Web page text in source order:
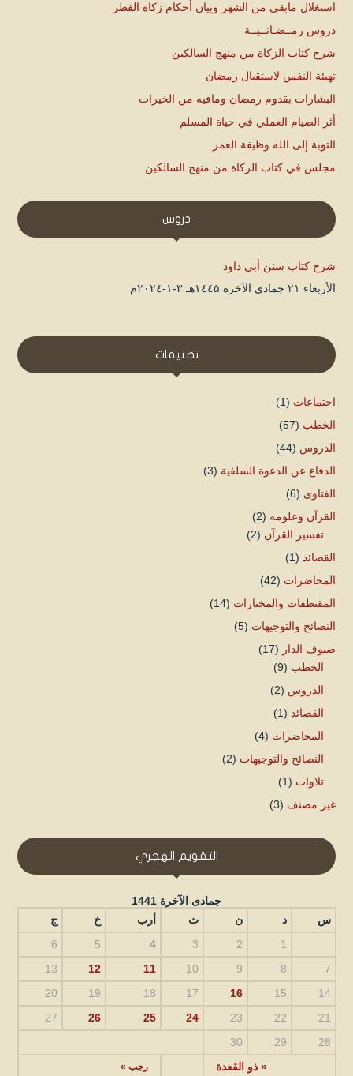
استغلال مابقي من الشهر وبيان أحكام زكاة الفطر
دروس رمــضـانــيــة
شرح كتاب الزكاة من منهج السالكين
تهيئة النفس لاستقبال رمضان
البشارات بقدوم رمضان ومافيه من الخيرات
أثر الصيام العملي في حياة المسلم
التوبة إلى الله وظيفة العمر
مجلس في كتاب الزكاة من منهج السالكين
دروس
شرح كتاب سنن أبي داود
الأربعاء ۲۱ جمادى الآخرة ۱٤٤۵هـ ۳-۱-۲۰۲٤م
تصنيفات
اجتماعات (1)
الخطب (57)
الدروس (44)
الدفاع عن الدعوة السلفية (3)
الفتاوى (6)
القرآن وعلومه (2)
تفسير القرآن (2)
القصائد (1)
المحاضرات (42)
المقتطفات والمختارات (14)
النصائح والتوجيهات (5)
ضيوف الدار (17)
الخطب (9)
الدروس (2)
القصائد (1)
المحاضرات (4)
النصائح والتوجيهات (2)
تلاوات (1)
غير مصنف (3)
التقويم الهجري
جمادى الآخرة 1441
س
د ن ث أرب خ ج
« ذو القعدة رجب »
1
2
3
4
5
6
7
8
9
10
11
12
13
14
15
16
17
18
19
20
21
22
23
24
25
26
27
28
29
30